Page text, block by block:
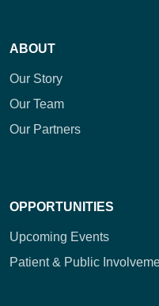
ABOUT
Our Story
Our Team
Our Partners
OPPORTUNITIES
Upcoming Events
Patient & Public